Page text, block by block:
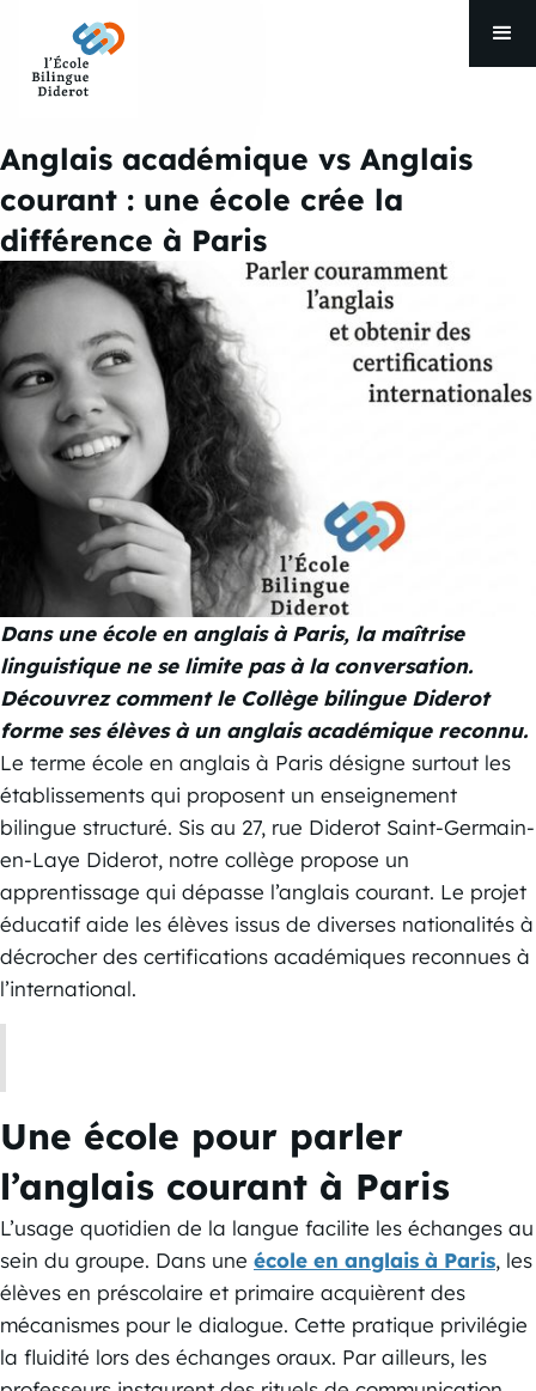
Anglais académique vs Anglais
courant : une école crée la
différence à Paris
Dans une école en anglais à Paris, la maîtrise
linguistique ne se limite pas à la conversation.
Découvrez comment le Collège bilingue Diderot
forme ses élèves à un anglais académique reconnu.
Le terme école en anglais à Paris désigne surtout les
établissements qui proposent un enseignement
bilingue structuré. Sis au 27, rue Diderot Saint-Germain-
en-Laye Diderot, notre collège propose un
apprentissage qui dépasse l’anglais courant. Le projet
éducatif aide les élèves issus de diverses nationalités à
décrocher des certifications académiques reconnues à
l’international.
Une école pour parler
l’anglais courant à Paris
L’usage quotidien de la langue facilite les échanges au
sein du groupe. Dans une école en anglais à Paris, les
élèves en préscolaire et primaire acquièrent des
mécanismes pour le dialogue. Cette pratique privilégie
la fluidité lors des échanges oraux. Par ailleurs, les